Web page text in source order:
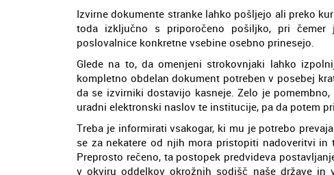
Izvirne dokumente stranke lahko pošljejo ali preko
toda izključno s priporočeno pošiljko, pri
poslovalnice konkretne vsebine osebno prinesejo.
Glede na to, da omenjeni strokovnjaki lahko
kompletno obdelan dokument potreben v posebej
da se izvirniki dostavijo kasneje. Zelo je
uradni elektronski naslov te institucije, pa da potem
Treba je informirati vsakogar, ki mu je potrebo
se za nekatere od njih mora pristopiti nadoveritvi
Preprosto rečeno, ta postopek predvideva
v okviru oddelkov okrožnih sodišč naše države in